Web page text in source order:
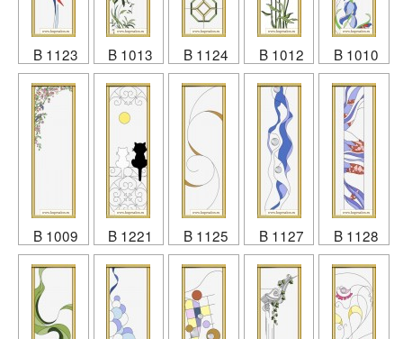
B 1123 B 1013 B 1124 B 1012 B 1010
B 1009 B 1221 B 1125 B 1127 B 1128